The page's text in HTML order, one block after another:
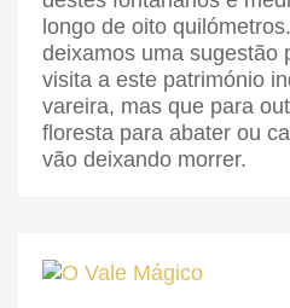
longo de oito
deixamos uma sugestão
visita a este património
vareira, mas que para
floresta para abater ou
vão deixando morrer.